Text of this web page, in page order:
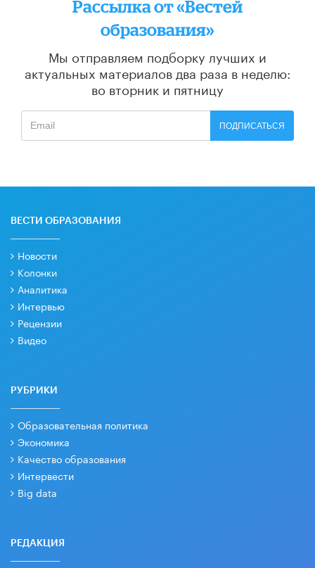
Рассылка от «Вестей
образования»
Мы отправляем подборку лучших и
актуальных материалов два раза в неделю:
во вторник и пятницу
ПОДПИСАТЬСЯ
ВЕСТИ ОБРАЗОВАНИЯ
Новости
Колонки
Аналитика
Интервью
Рецензии
Видео
РУБРИКИ
Образовательная политика
Экономика
Качество образования
Интервести
Big data
РЕДАКЦИЯ